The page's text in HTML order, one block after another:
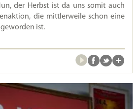
der Herbst ist da uns somit auch
die mittlerweile schon eine
ist.